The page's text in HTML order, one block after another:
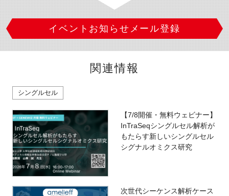
イベントお知らせメール登録
関連情報
シングルセル
【7/8開催・無料ウェビナー】
InTraSeqシングルセル解析が
もたらす新しいシングルセル
シグナルオミクス研究
次世代シーケンス解析ケース